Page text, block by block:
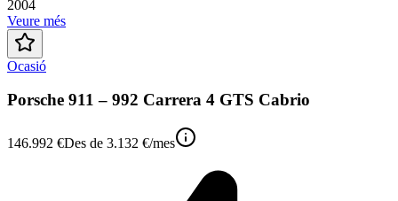
2004
Veure més
Ocasió
Porsche 911 – 992 Carrera 4 GTS Cabrio
146.992 €Des de 3.132 €/mes